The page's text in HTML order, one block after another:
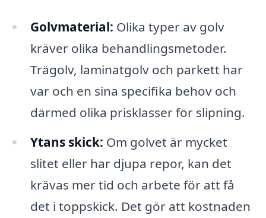
Golvmaterial: Olika typer av golv
kräver olika behandlingsmetoder.
Trägolv, laminatgolv och parkett har
var och en sina specifika behov och
därmed olika prisklasser för slipning.
Ytans skick: Om golvet är mycket
slitet eller har djupa repor, kan det
krävas mer tid och arbete för att få
det i toppskick. Det gör att kostnaden